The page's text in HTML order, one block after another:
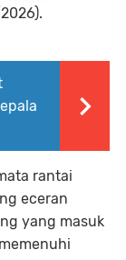
rantai
eceran
yang masuk